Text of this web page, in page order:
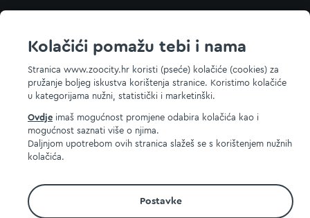
Kolačići pomažu tebi i nama
Stranica www.zoocity.hr koristi (pseće) kolačiće (cookies) za
pružanje boljeg iskustva korištenja stranice. Koristimo kolačiće
u kategorijama nužni, statistički i marketinški.
Ovdje imaš mogućnost promjene odabira kolačića kao i
mogućnost saznati više o njima.
Daljnjom upotrebom ovih stranica slažeš se s korištenjem nužnih
kolačića.
Postavke
© 2026 ZOOCITY. Sva prava zadržana.